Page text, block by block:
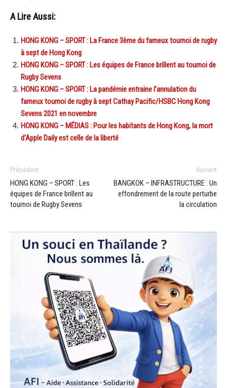
A Lire Aussi:
HONG KONG – SPORT : La France 3ème du fameux tournoi de rugby
à sept de Hong Kong
HONG KONG – SPORT : Les équipes de France brillent au tournoi de
Rugby Sevens
HONG KONG – SPORT : La pandémie entraine l’annulation du
fameux tournoi de rugby à sept Cathay Pacific/HSBC Hong Kong
Sevens 2021 en novembre
HONG KONG – MÉDIAS : Pour les habitants de Hong Kong, la mort
d’Apple Daily est celle de la liberté
Précédent
HONG KONG – SPORT : Les
équipes de France brillent au
tournoi de Rugby Sevens
Suivant
BANGKOK – INFRASTRUCTURE : Un
effondrement de la route perturbe
la circulation